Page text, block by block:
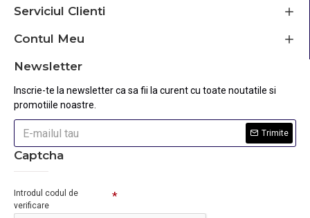
Serviciul Clienti
Contul Meu
Newsletter
Inscrie-te la newsletter ca sa fii la curent cu toate noutatile si
promotiile noastre.
Trimite
Captcha
Introdul codul de
verificare